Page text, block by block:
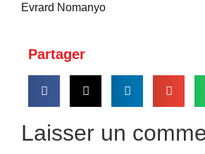
Evrard Nomanyo
Partager
Laisser un